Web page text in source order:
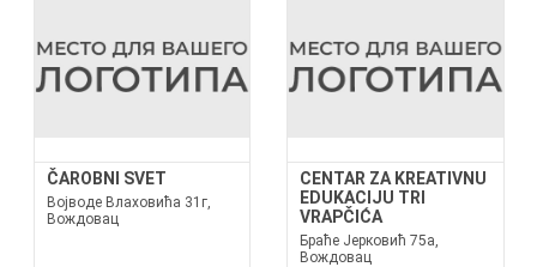
ČAROBNI SVET
Војводе Влаховића 31г,
Вождовац
CENTAR ZA KREATIVNU
EDUKACIJU TRI
VRAPČIĆA
Браће Јерковић 75а,
Вождовац